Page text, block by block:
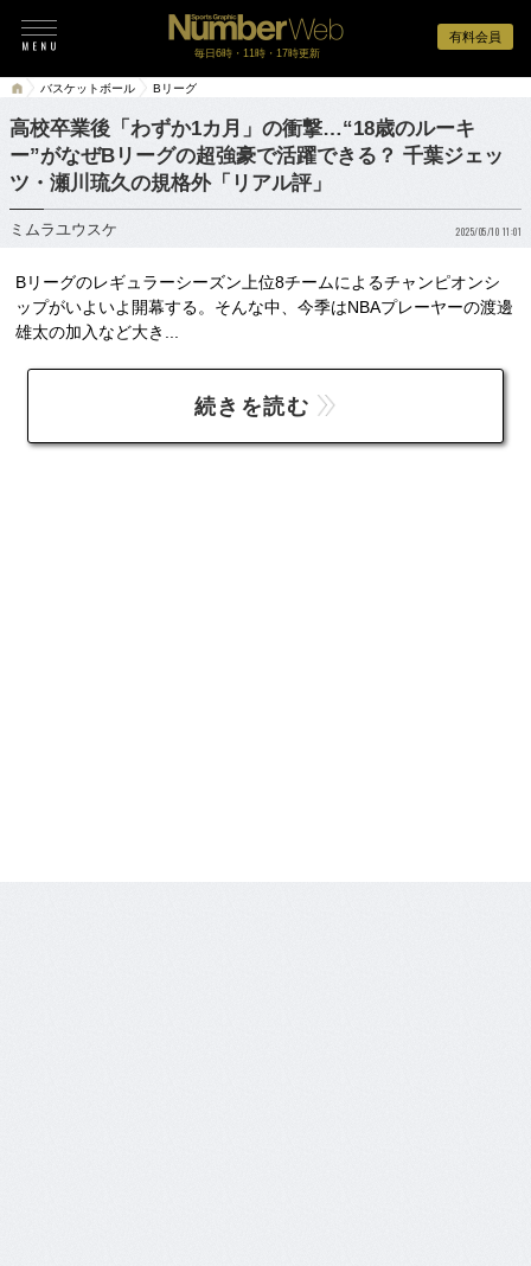
有料会員
毎日6時・11時・17時更新
バスケットボール Bリーグ
高校卒業後「わずか1カ月」の衝撃…“18歳のルーキ
ー”がなぜBリーグの超強豪で活躍できる？ 千葉ジェッ
ツ・瀬川琉久の規格外「リアル評」
ミムラユウスケ 2025/05/10 11:01
Bリーグのレギュラーシーズン上位8チームによるチャンピオンシ
ップがいよいよ開幕する。そんな中、今季はNBAプレーヤーの渡邊
雄太の加入など大き...
続きを読む